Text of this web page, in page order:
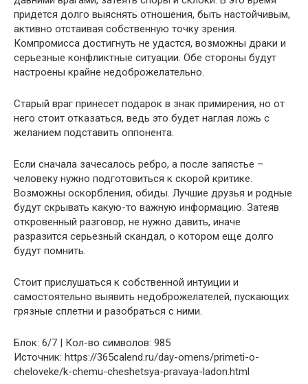
придется долго выяснять отношения, быть настойчивым,
активно отстаивая собственную точку зрения.
Компромисса достигнуть не удастся, возможны драки и
серьезные конфликтные ситуации. Обе стороны будут
настроены крайне недоброжелательно.
Старый враг принесет подарок в знак примирения, но от
него стоит отказаться, ведь это будет наглая ложь с
желанием подставить оппонента.
Если сначала зачесалось ребро, а после запястье –
человеку нужно подготовиться к скорой критике.
Возможны оскорбления, обиды. Лучшие друзья и родные
будут скрывать какую-то важную информацию. Затеяв
откровенный разговор, не нужно давить, иначе
разразится серьезный скандал, о котором еще долго
будут помнить.
Стоит прислушаться к собственной интуиции и
самостоятельно выявить недоброжелателей, пускающих
грязные сплетни и разобраться с ними.
Блок: 6/7 | Кол-во символов: 985
Источник: https://365calend.ru/day-omens/primeti-o-
cheloveke/k-chemu-cheshetsya-pravaya-ladon.html